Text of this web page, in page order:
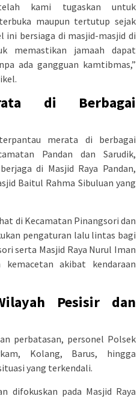
kami tugaskan untuk
maupun tertutup sejak
ini bersiaga di masjid-masjid di
memastikan jamaah dapat
ada gangguan kamtibmas,”
di Berbagai
merata di berbagai
Pandan dan Sarudik,
di Masjid Raya Pandan,
Baitul Rahma Sibuluan yang
di Kecamatan Pinangsori dan
pengaturan lalu lintas bagi
serta Masjid Raya Nurul Iman
kemacetan akibat kendaraan
Pesisir dan
perbatasan, personel Polsek
Kolang, Barus, hingga
yang terkendali.
difokuskan pada Masjid Raya